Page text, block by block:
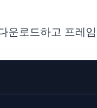
운로드하고 프레